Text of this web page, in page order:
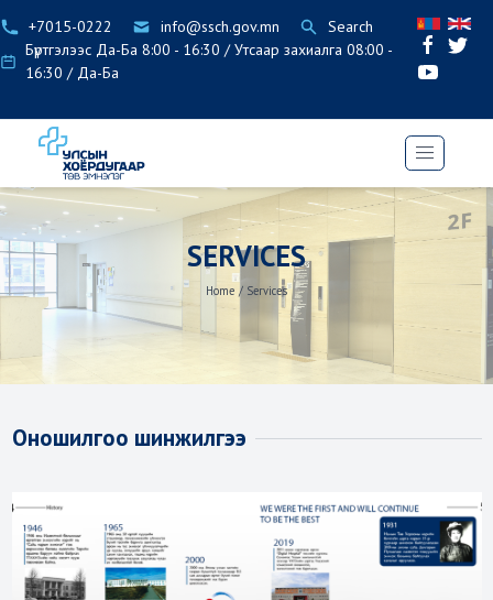
+7015-0222 info@ssch.gov.mn
Search
Бүртгэлээс Да-Ба 8:00 - 16:30 / Утсаар захиалга 08:00 -
16:30 / Да-Ба
SERVICES
Home / Services
Оношилгоо шинжилгээ